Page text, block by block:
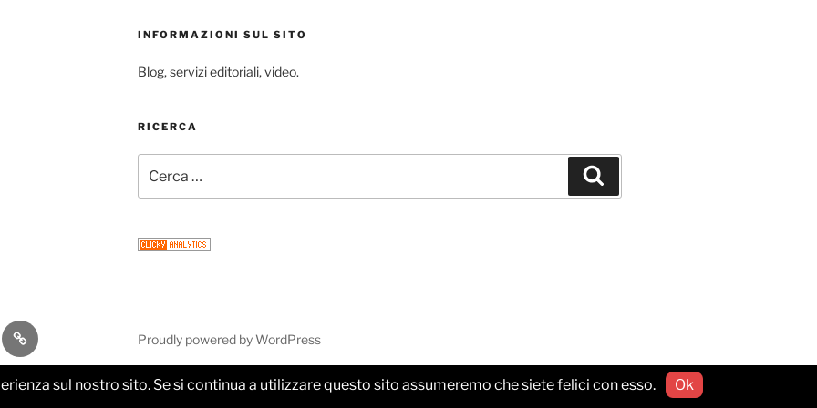
INFORMAZIONI SUL SITO
Blog, servizi editoriali, video.
RICERCA
Email Proudly powered by WordPress
sul nostro sito. Se si continua a utilizzare questo sito assumeremo che siete felici con esso. Ok